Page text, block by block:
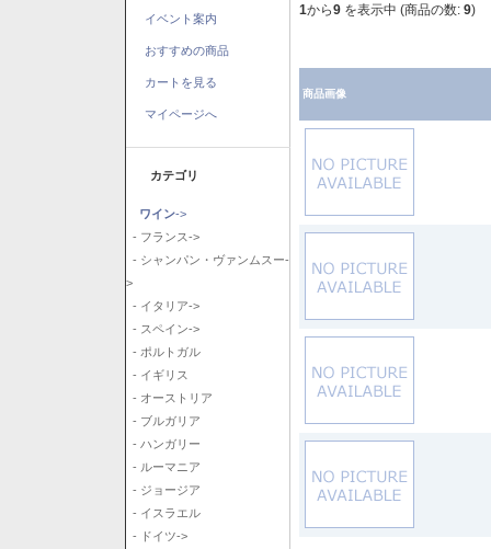
イベント案内
おすすめの商品
カートを見る
マイページへ
カテゴリ
ワイン->
- フランス->
- シャンパン・ヴァンムスー-
>
- イタリア->
- スペイン->
- ポルトガル
- イギリス
- オーストリア
- ブルガリア
- ハンガリー
- ルーマニア
- ジョージア
- イスラエル
- ドイツ->
1から9 を表示中 (商品の数: 9)
商品画像